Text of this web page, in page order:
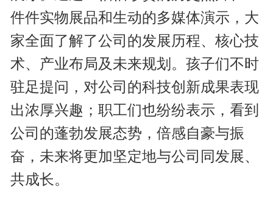
件件实物展品和生动的多媒体演示，大
家全面了解了公司的发展历程、核心技
术、产业布局及未来规划。孩子们不时
驻足提问，对公司的科技创新成果表现
出浓厚兴趣；职工们也纷纷表示，看到
公司的蓬勃发展态势，倍感自豪与振
奋，未来将更加坚定地与公司同发展、
共成长。